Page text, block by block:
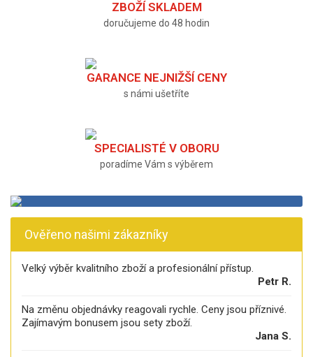
ZBOŽÍ SKLADEM
doručujeme do 48 hodin
GARANCE NEJNIŽŠÍ CENY
s námi ušetříte
SPECIALISTÉ V OBORU
poradíme Vám s výběrem
Ověřeno našimi zákazníky
Velký výběr kvalitního zboží a profesionální přístup.
Petr R.
Na změnu objednávky reagovali rychle. Ceny jsou příznivé.
Zajímavým bonusem jsou sety zboží.
Jana S.